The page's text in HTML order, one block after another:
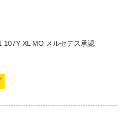
107Y XL MO メルセデス承認